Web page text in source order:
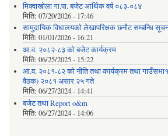
मिक्वाखोला गा.पा. बजेट आर्थिक वर्ष ०८३-०८४
मिति: 07/20/2026 - 17:46
सामुदायिक विधालयको लेखापरिक्षक छनौट सम्बन्धि
मिति: 01/01/2026 - 16:21
आ.व. २०८२-८३ को बजेट कार्यक्रम
मिति: 06/25/2025 - 15:22
आ.व. २०८१-८२ को नीति तथा कार्यक्रम तथा
वैठक) २०८१ असार २५ गते
मिति: 06/27/2024 - 14:41
बजेट तथा Report o&m
मिति: 06/27/2024 - 14:06